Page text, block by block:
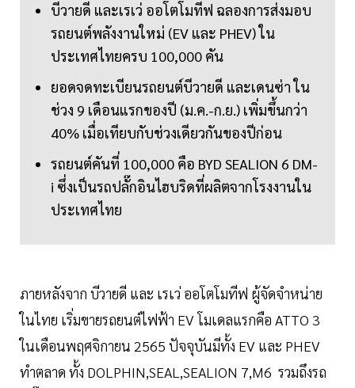
บีวายดี และเรเว่ ออโตโมทีฟ ฉลองการส่งมอบ
รถยนต์พลังงานใหม่ (EV และ PHEV) ใน
ประเทศไทยครบ 100,000 คัน
ยอดจดทะเบียนรถยนต์บีวายดี และเดนซ่า ใน
ช่วง 9 เดือนแรกของปี (ม.ค.-ก.ย.) เพิ่มขึ้นกว่า
40% เมื่อเทียบกับช่วงเดียวกันของปีก่อน
รถยนต์คันที่ 100,000 คือ BYD SEALION 6 DM-
i ซึ่งเป็นรถปลั๊กอินไฮบริดที่ผลิตจากโรงงานใน
ประเทศไทย
ภายหลังจาก บีวายดี และ เรเว่ ออโตโมทีฟ ผู้จัดจำหน่าย
ในไทย เริ่มขายรถยนต์ไฟฟ้า EV โมเดลแรกคือ ATTO 3
ในเดือนพฤศจิกายน 2565 ปัจจุบันมีทั้ง EV และ PHEV
ทำตลาด ทั้ง DOLPHIN,SEAL,SEALION 7,M6 รวมถึงรถ